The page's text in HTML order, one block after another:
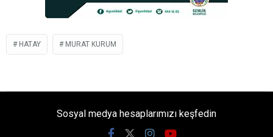
HATAY MURAT KURUM
Sosyal medya hesaplarımızı keşfedin